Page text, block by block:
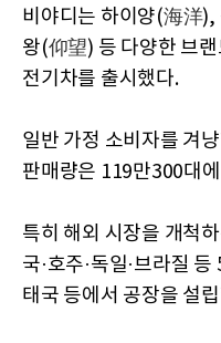
비야디는 하이양(海洋),
왕(仰望) 등 다양한 브
전기차를 출시했다.
일반 가정 소비자를 겨
판매량은 119만300대
특히 해외 시장을 개척
국·호주·독일·브라질
태국 등에서 공장을 설